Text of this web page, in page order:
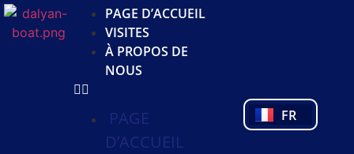
PAGE D’ACCUEIL
VISITES
À PROPOS DE
NOUS
PAGE
D’ACCUEIL
FR
PT
TR